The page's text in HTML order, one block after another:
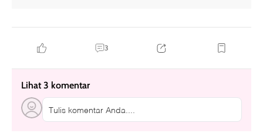
3
Lihat 3 komentar
Tulis komentar Anda....